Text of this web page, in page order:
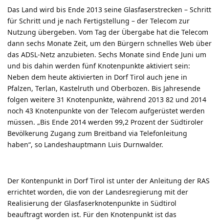
Das Land wird bis Ende 2013 seine Glasfaserstrecken – Schritt
für Schritt und je nach Fertigstellung – der Telecom zur
Nutzung übergeben. Vom Tag der Übergabe hat die Telecom
dann sechs Monate Zeit, um den Bürgern schnelles Web über
das ADSL-Netz anzubieten. Sechs Monate sind Ende Juni um
und bis dahin werden fünf Knotenpunkte aktiviert sein:
Neben dem heute aktivierten in Dorf Tirol auch jene in
Pfalzen, Terlan, Kastelruth und Oberbozen. Bis Jahresende
folgen weitere 31 Knotenpunkte, während 2013 82 und 2014
noch 43 Knotenpunkte von der Telecom aufgerüstet werden
müssen. „Bis Ende 2014 werden 99,2 Prozent der Südtiroler
Bevölkerung Zugang zum Breitband via Telefonleitung
haben“, so Landeshauptmann Luis Durnwalder.
Der Kontenpunkt in Dorf Tirol ist unter der Anleitung der RAS
errichtet worden, die von der Landesregierung mit der
Realisierung der Glasfaserknotenpunkte in Südtirol
beauftragt worden ist. Für den Knotenpunkt ist das